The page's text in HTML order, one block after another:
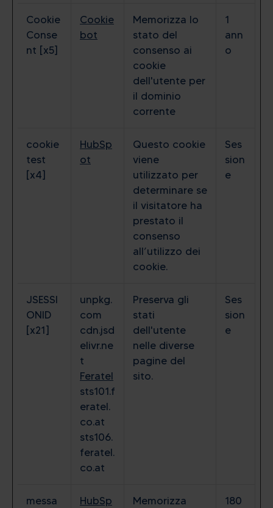
Cookie
Conse
nt [x5]
Cookie
bot
Memorizza lo
stato del
consenso ai
cookie
dell'utente per
il dominio
corrente
1
ann
o
cookie
test
[x4]
HubSp
ot
Questo cookie
viene
utilizzato per
determinare se
il visitatore ha
prestato il
consenso
all’utilizzo dei
cookie.
Ses
sion
e
JSESSI
ONID
[x21]
unpkg.
com
cdn.jsd
elivr.ne
t
Feratel
sts101.f
eratel.
co.at
sts106.
feratel.
co.at
Preserva gli
stati
dell'utente
nelle diverse
pagine del
sito.
Ses
sion
e
messa
HubSp
Memorizza
180